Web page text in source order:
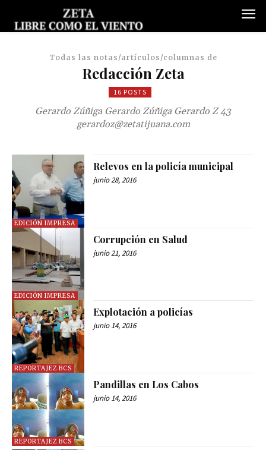
Todas las notas/artículos/columnas de
Redacción Zeta
16 POSTS
Gerardo Zúñiga Gerardo Zúñiga Gerardo Z 43
gerardoz@zetatijuana.com
EDICIÓN IMPRESA
Relevos en la policía municipal
junio 28, 2016
EDICIÓN IMPRESA
Corrupción en Salud
junio 21, 2016
REPORTAJEZ BCS
Explotación a policías
junio 14, 2016
REPORTAJEZ BCS
Pandillas en Los Cabos
junio 14, 2016